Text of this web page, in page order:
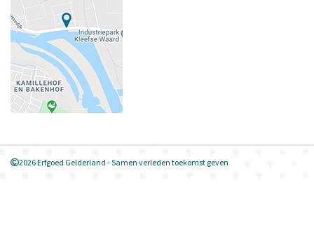
2026 Erfgoed Gelderland - Samen verleden toekomst geven